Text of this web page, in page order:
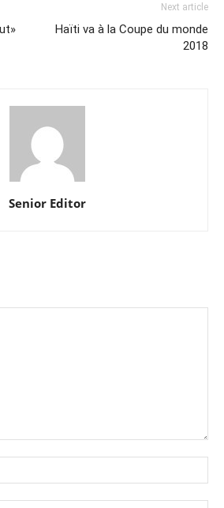
Next article
Haïti va à la Coupe du monde
2018
Senior Editor